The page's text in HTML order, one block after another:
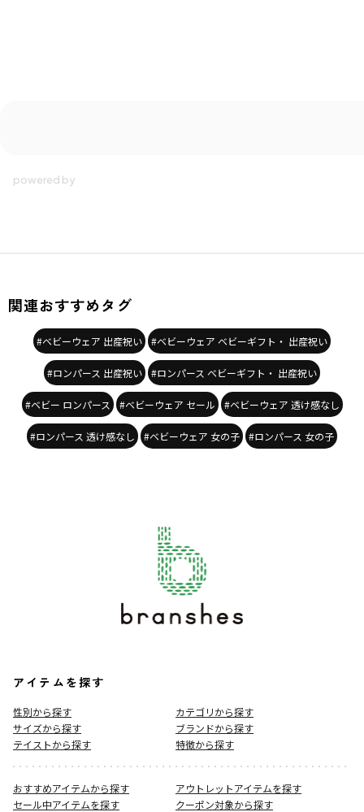
関連おすすめタグ
#ベビーウェア 出産祝い #ベビーウェア ベビーギフト・ 出産祝い
#ロンパース 出産祝い #ロンパース ベビーギフト・ 出産祝い
#ベビー ロンパース #ベビーウェア セール #ベビーウェア 透け感なし
#ロンパース 透け感なし #ベビーウェア 女の子 #ロンパース 女の子
アイテムを探す
性別から探す
カテゴリから探す
サイズから探す
ブランドから探す
テイストから探す
特徴から探す
おすすめアイテムから探す
アウトレットアイテムを探す
セール中アイテムを探す
クーポン対象から探す